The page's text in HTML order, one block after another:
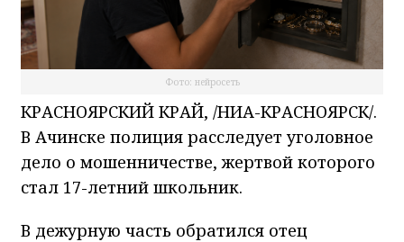
Фото: нейросеть
КРАСНОЯРСКИЙ КРАЙ, /НИА-КРАСНОЯРСК/.
В Ачинске полиция расследует уголовное
дело о мошенничестве, жертвой которого
стал 17-летний школьник.
В дежурную часть обратился отец